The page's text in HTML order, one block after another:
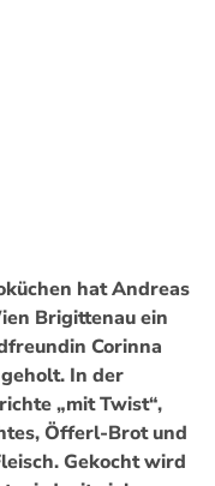
hat Andreas
Brigittenau ein
Corinna
In der
„mit Twist“,
Öfferl-Brot und
Gekocht wird